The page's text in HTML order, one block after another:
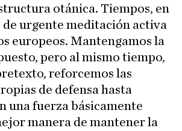
otánica. Tiempos, en
de urgente meditación activa
europeos. Mantengamos la
pero al mismo tiempo,
reforcemos las
de defensa hasta
una fuerza básicamente
manera de mantener la